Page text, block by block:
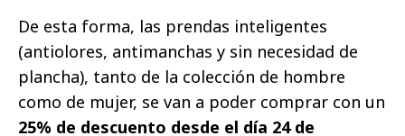
De esta forma, las prendas inteligentes
(antiolores, antimanchas y sin necesidad de
plancha), tanto de la colección de hombre
como de mujer, se van a poder comprar con un
25% de descuento desde el día 24 de